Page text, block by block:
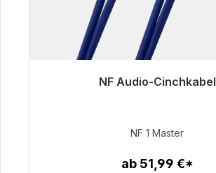
NF Audio-Cinchkabel
99,00 €
NF 1 Master
ab 51,99 €*